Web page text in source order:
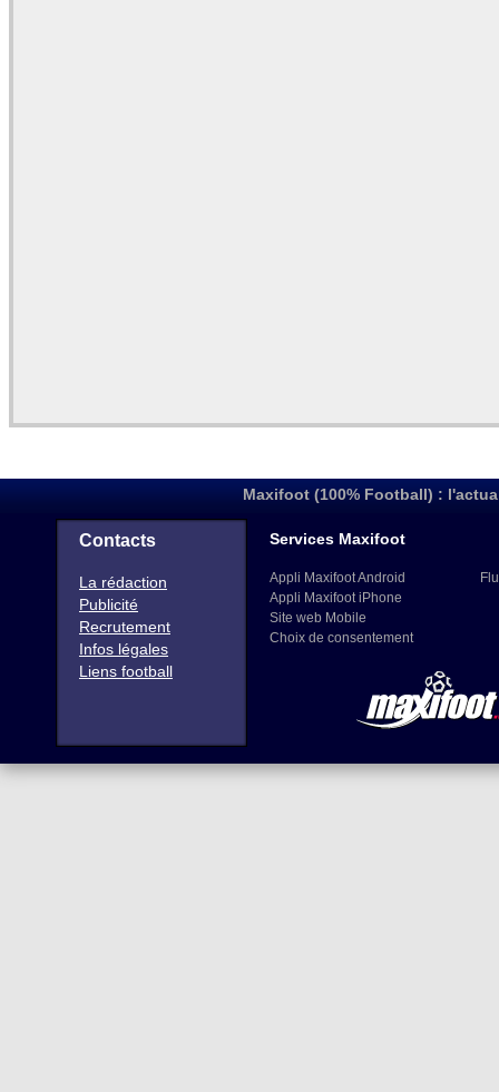
Maxifoot (100% Football) :
Contacts
La rédaction
Publicité
Recrutement
Infos légales
Liens football
Services Maxifoot
Appli Maxifoot Android
Appli Maxifoot iPhone
Site web Mobile
Choix de consentement